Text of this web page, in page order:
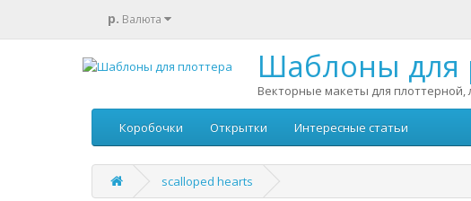
р. Валюта
Шаблоны для
Векторные макеты для плоттерной,
Коробочки Открытки Интересные статьи
scalloped hearts